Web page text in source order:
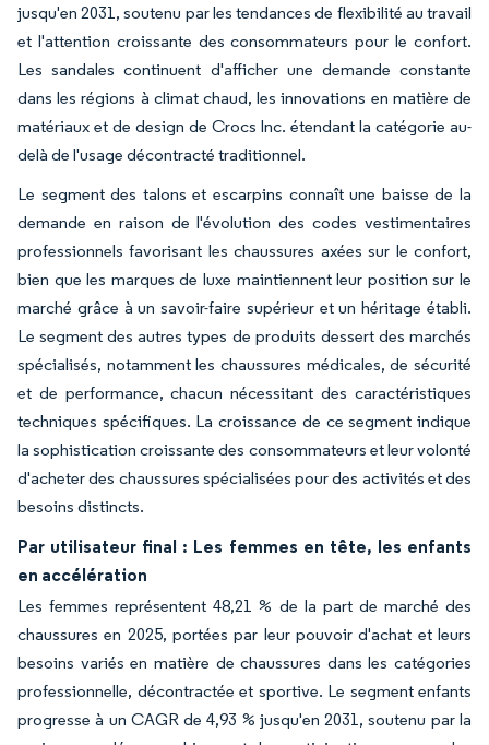
jusqu'en 2031, soutenu par les tendances de flexibilité au travail
et l'attention croissante des consommateurs pour le confort.
Les sandales continuent d'afficher une demande constante
dans les régions à climat chaud, les innovations en matière de
matériaux et de design de Crocs Inc. étendant la catégorie au-
delà de l'usage décontracté traditionnel.
Le segment des talons et escarpins connaît une baisse de la
demande en raison de l'évolution des codes vestimentaires
professionnels favorisant les chaussures axées sur le confort,
bien que les marques de luxe maintiennent leur position sur le
marché grâce à un savoir-faire supérieur et un héritage établi.
Le segment des autres types de produits dessert des marchés
spécialisés, notamment les chaussures médicales, de sécurité
et de performance, chacun nécessitant des caractéristiques
techniques spécifiques. La croissance de ce segment indique
la sophistication croissante des consommateurs et leur volonté
d'acheter des chaussures spécialisées pour des activités et des
besoins distincts.
Par utilisateur final : Les femmes en tête, les enfants
en accélération
Les femmes représentent 48,21 % de la part de marché des
chaussures en 2025, portées par leur pouvoir d'achat et leurs
besoins variés en matière de chaussures dans les catégories
professionnelle, décontractée et sportive. Le segment enfants
progresse à un CAGR de 4,93 % jusqu'en 2031, soutenu par la